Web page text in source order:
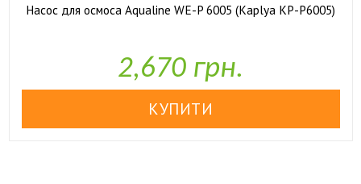
Насос для осмоса Aqualine WE-P 6005 (Kaplya KP-P6005)
2,670 грн.